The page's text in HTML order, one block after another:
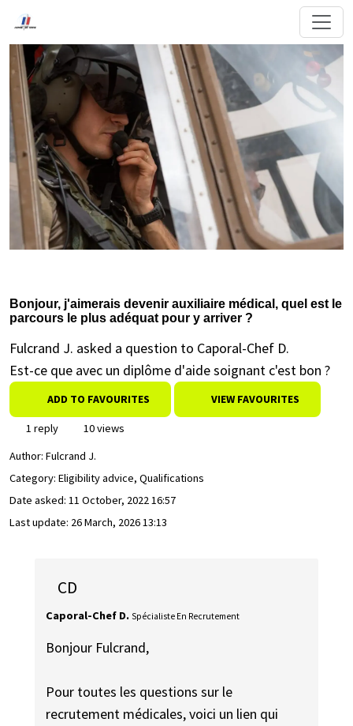
Bonjour, j'aimerais devenir auxiliaire médical, quel est le
parcours le plus adéquat pour y arriver ?
Fulcrand J. asked a question to Caporal-Chef D.
Est-ce que avec un diplôme d'aide soignant c'est bon ?
ADD TO FAVOURITES VIEW FAVOURITES
1 reply
10 views
Author: Fulcrand J.
Category: Eligibility advice, Qualifications
Date asked: 11 October, 2022 16:57
Last update: 26 March, 2026 13:13
CD
Caporal-Chef D. Spécialiste En Recrutement
Bonjour Fulcrand,
Pour toutes les questions sur le
recrutement médicales, voici un lien qui